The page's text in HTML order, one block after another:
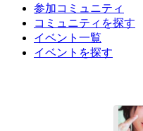
参加コミュニティ
コミュニティを探す
イベント一覧
イベントを探す